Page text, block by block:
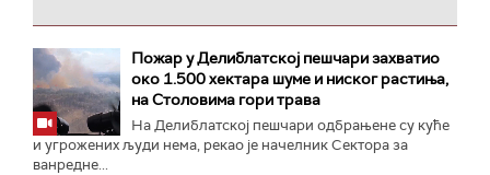
Пожар у Делиблатској пешчари захватио
око 1.500 хектара шуме и ниског растиња,
на Столовима гори трава
На Делиблатској пешчари одбрањене су куће
и угрожених људи нема, рекао је начелник Сектора за
ванредне...